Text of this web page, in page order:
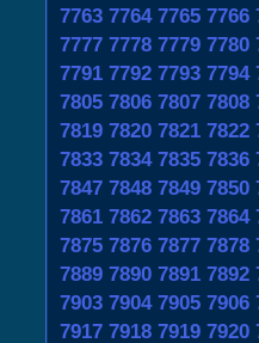
7763 7764 7765 7766
7777 7778 7779 7780
7791 7792 7793 7794
7805 7806 7807 7808
7819 7820 7821 7822
7833 7834 7835 7836
7847 7848 7849 7850
7861 7862 7863 7864
7875 7876 7877 7878
7889 7890 7891 7892
7903 7904 7905 7906
7917 7918 7919 7920